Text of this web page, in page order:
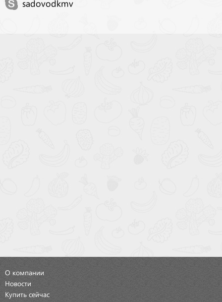
sadovodkmv
О компании
Новости
Купить сейчас